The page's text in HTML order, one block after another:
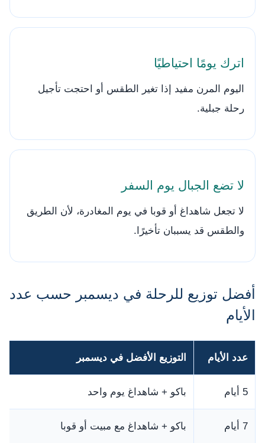
اترك يومًا احتياطيًا
اليوم المرن مفيد إذا تغير الطقس أو احتجت تأجيل
رحلة جبلية.
لا تضع الجبال يوم السفر
لا تجعل شاهداغ أو قوبا في يوم المغادرة، لأن الطريق
والطقس قد يسببان تأخيرًا.
أفضل توزيع للرحلة في ديسمبر حسب عدد
الأيام
عدد الأيام التوزيع الأفضل في ديسمبر
5 أيام باكو + شاهداغ يوم واحد
7 أيام باكو + شاهداغ مع مبيت أو قوبا